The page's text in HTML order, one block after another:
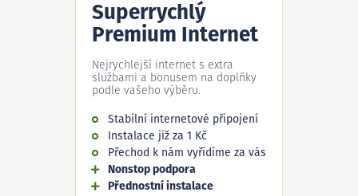
Superrychlý
Premium Internet
Nejrychlejší internet s extra
službami a bonusem na doplňky
podle vašeho výběru.
Stabilní internetové připojení
Instalace již za 1 Kč
Přechod k nám vyřídíme za vás
Nonstop podpora
Přednostní instalace